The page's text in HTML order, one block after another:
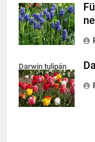
Darwin tulipán